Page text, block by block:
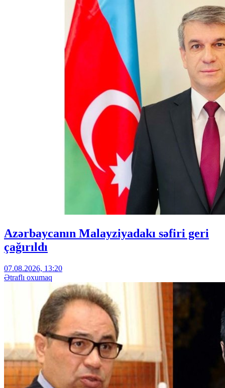
Azərbaycanın Malayziyadakı səfiri geri
çağırıldı
07.08.2026, 13:20
Ətraflı oxumaq